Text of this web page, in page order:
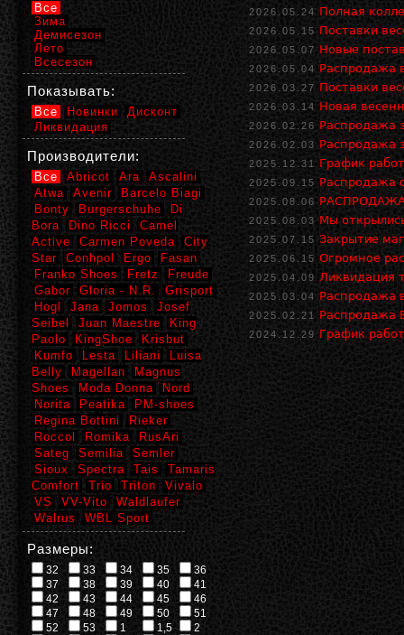
2026.05.24 Полная
2026.05.15 Поставки
2026.05.07 Новые
2026.05.04 Распродажа
2026.03.27 Поставки
2026.03.14 Новая
2026.02.26 Распродажа
2026.02.03 Распродажа
2025.12.31 График
2025.09.15 Распродажа
2025.08.06 РАСПРОДАЖА
2025.08.03 Мы
2025.07.15 Закрытие
2025.06.15 Огромное
2025.04.09 Ликвидация
2025.03.04 Распродажа
2025.02.21 Распродажа
2024.12.29 График
Все
Зима
Демисезон
Лето
Всесезон
Показывать:
Все Новинки
Дисконт
Ликвидация
Производители:
Все Abricot Ara
Ascalini
Atwa
Avenir
Barcelo Biagi
Bonty
Burgerschuhe
Di
Bora
Dino Ricci
Camel
Active
Carmen Poveda
City
Star
Conhpol Ergo
Fasan
Franko Shoes
Fretz
Freude
Gabor
Gloria - N.R.
Grisport
Hogl
Jana Jomos
Josef
Seibel
Juan Maestre
King
Paolo
KingShoe
Krisbut
Kumfo
Lesta Liliani
Luisa
Belly
Magellan
Magnus
Shoes
Moda Donna
Nord
Norita
Peatika
PM-shoes
Regina Bottini
Rieker
Roccol
Romika
RusAri
Sateg
Semilia
Semler
Sioux
Spectra Tais
Tamaris
Comfort
Trio Triton
Vivalo
VS
VV-Vito
Waldlaufer
Walrus
WBL Sport
Размеры:
32 33 34 35
36
37
38 39 40
41
42
43 44 45
46
47
48 49 50
51
52
53 1 1,5
2